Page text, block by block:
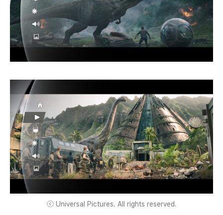
ⓒ Universal Pictures. All rights reserved.